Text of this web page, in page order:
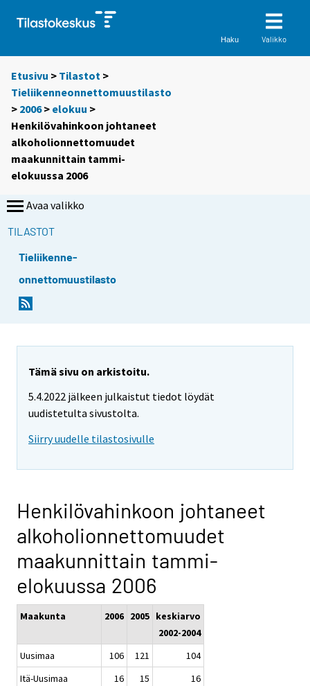
Haku Valikko
Etusivu > Tilastot >
Tieliikenneonnettomuustilasto
> 2006> elokuu >
Henkilövahinkoon johtaneet
alkoholionnettomuudet
maakunnittain tammi-
elokuussa 2006
Avaa valikko
TILASTOT
Tieliikenne-
onnettomuustilasto
Tämä sivu on arkistoitu.
5.4.2022 jälkeen julkaistut tiedot löydät
uudistetulta sivustolta.
Siirry uudelle tilastosivulle
Henkilövahinkoon johtaneet
alkoholionnettomuudet
maakunnittain tammi-
elokuussa 2006
Maakunta 2006 2005 keskiarvo
2002-2004
Uusimaa
106 121
104
Itä-Uusimaa
16 15
16